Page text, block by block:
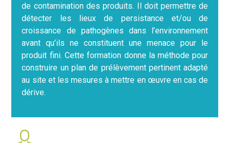
de contamination des produits. Il doit permettre de
détecter les lieux de persistance et/ou de
croissance de pathogènes dans l’environnement
avant qu’ils ne constituent une menace pour le
produit fini. Cette formation donne la méthode pour
construire un plan de prélèvement pertinent adapté
au site et les mesures à mettre en œuvre en cas de
dérive.